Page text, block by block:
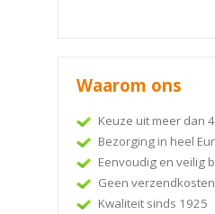
Waarom ons
Keuze uit meer dan
Bezorging in heel
Eenvoudig en veilig
Geen
Kwaliteit sinds 1925